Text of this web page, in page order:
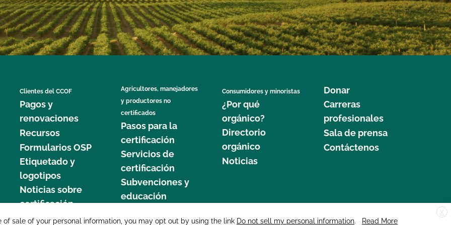
Clientes del CCOF
Pagos y
renovaciones
Recursos
Formularios OSP
Etiquetado y
logotipos
Noticias sobre
certificación
Agricultores, manejadores
y productores no
certificados
Pasos para la
certificación
Servicios de
certificación
Subvenciones y
educación
Consumidores y minoristas
¿Por qué
orgánico?
Directorio
orgánico
Noticias
Donar
Carreras
profesionales
Sala de prensa
Contáctenos
877 Cedar Street, Suite 248, Santa Cruz, CA 95060 © 2025 CCOF.org
X
sale of your personal information, you may opt out by using the link Do not sell my personal information. Read More